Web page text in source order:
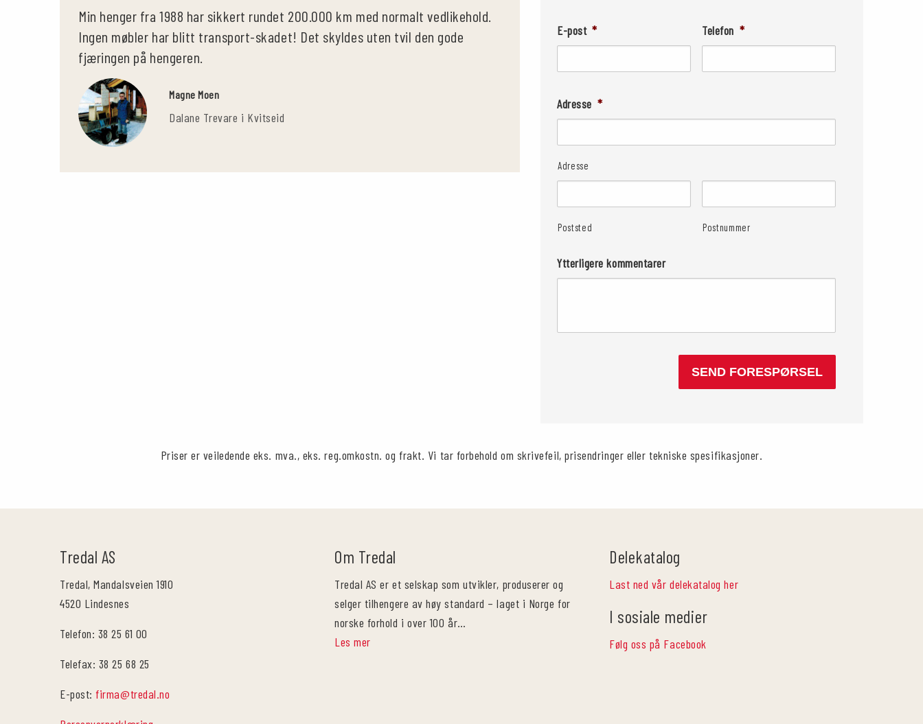
Min henger fra 1988 har sikkert rundet 200.000 km med normalt vedlikehold.
Ingen møbler har blitt transport-skadet! Det skyldes uten tvil den gode
fjæringen på hengeren.
Magne Moen
Dalane Trevare i Kvitseid
E-post * Telefon *
Adresse *
Adresse
Poststed Postnummer
Ytterligere kommentarer
Priser er veiledende eks. mva., eks. reg.omkostn. og frakt. Vi tar forbehold om skrivefeil, prisendringer eller tekniske spesifikasjoner.
Tredal AS
Tredal, Mandalsveien 1910
4520 Lindesnes
Telefon: 38 25 61 00
Telefax: 38 25 68 25
E-post:firma@tredal.no
Om Tredal
Tredal AS er et selskap som utvikler, produserer og
selger tilhengere av høy standard – laget i Norge for
norske forhold i over 100 år…
Les mer
Delekatalog
Last ned vår delekatalog her
I sosiale medier
Følg oss på Facebook